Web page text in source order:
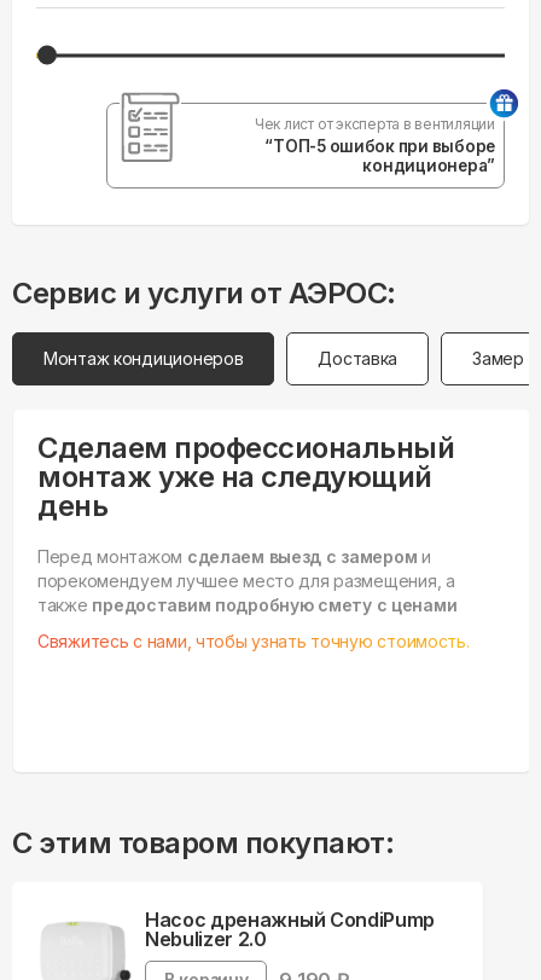
Чек лист от эксперта в вентиляции
“ТОП-5 ошибок при выборе
кондиционера”
Сервис и услуги от АЭРОС:
Монтаж кондиционеров Доставка Замер
Сделаем профессиональный
монтаж уже на следующий
день
Перед монтажом сделаем выезд с замером и
порекомендуем лучшее место для размещения, а
также предоставим подробную смету с ценами
Свяжитесь с нами, чтобы узнать точную стоимость.
С этим товаром покупают:
Насос дренажный CondiPump
Nebulizer 2.0